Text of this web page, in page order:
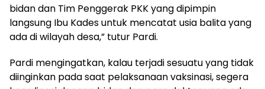
bidan dan Tim Penggerak PKK yang dipimpin
langsung Ibu Kades untuk mencatat usia balita yang
ada di wilayah desa,” tutur Pardi.
Pardi mengingatkan, kalau terjadi sesuatu yang tidak
diinginkan pada saat pelaksanaan vaksinasi, segera